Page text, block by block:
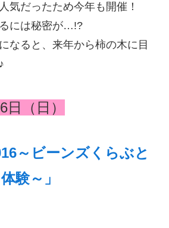
気だったため今年も開催！
には秘密が…!?
なると、来年から柿の木に目
（日）
～ビーンズくらぶと
験～」